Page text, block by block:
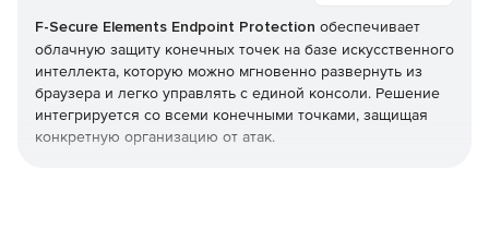
F-Secure Elements Endpoint Protection обеспечивает
облачную защиту конечных точек на базе искусственного
интеллекта, которую можно мгновенно развернуть из
браузера и легко управлять с единой консоли. Решение
интегрируется со всеми конечными точками, защищая
конкретную организацию от атак.